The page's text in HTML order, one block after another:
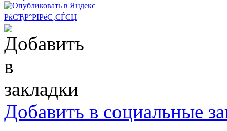
РќСЂР°РІРёС‚СЃСЏ
Добавить в социальные